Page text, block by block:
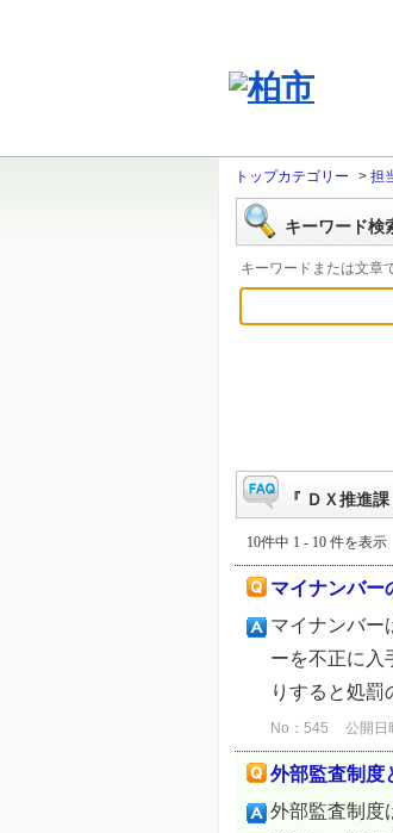
トップカテゴリー > 担
キーワード検
キーワードまたは文章
『 ＤＸ推進
10件中 1 - 10 件を表示
マイナンバー
マイナンバー
ーを不正に入
りすると処罰
No：545 公開日
外部監査制度
外部監査制度